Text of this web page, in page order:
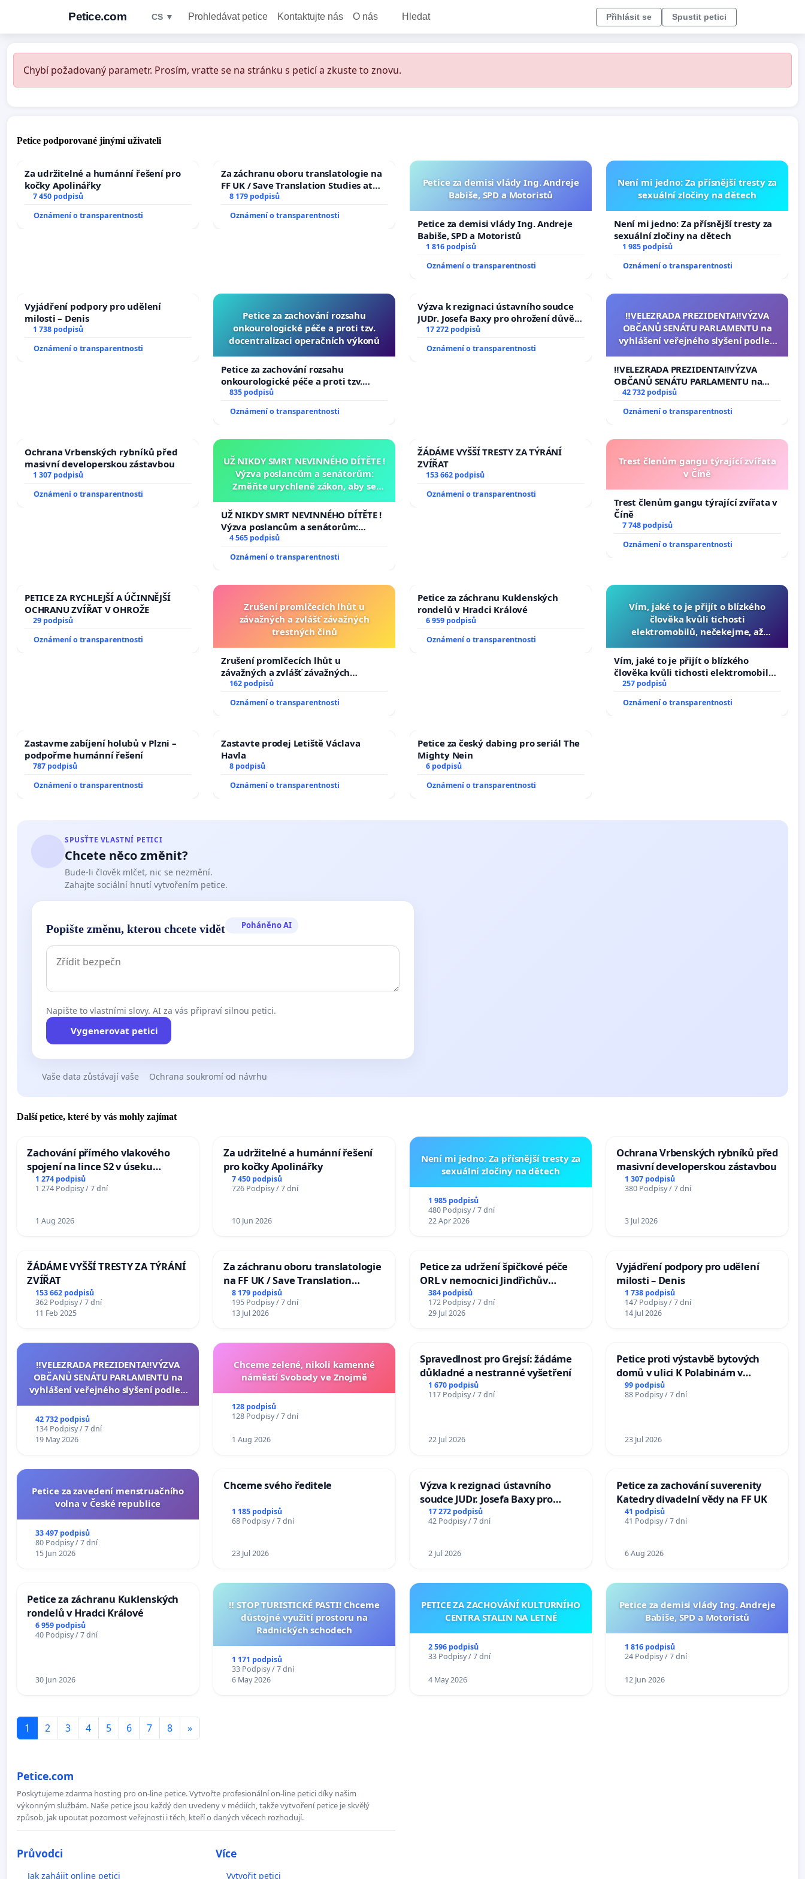
Petice.com CS ▼ Prohledávat petice Kontaktujte nás O nás Hledat Přihlásit se Spustit petici
Chybí požadovaný parametr. Prosím, vraťte se na stránku s peticí a zkuste to znovu.
Petice podporované jinými uživateli
Za udržitelné a humánní řešení pro
kočky Apolinářky
7 450 podpisů
Oznámení o transparentnosti
Za záchranu oboru translatologie na
FF UK / Save Translation Studies at
the Faculty of Arts, Charles
University
8 179 podpisů
Oznámení o transparentnosti
Petice za demisi vlády Ing. Andreje
Babiše, SPD a Motoristů
Petice za demisi vlády Ing. Andreje
Babiše, SPD a Motoristů
1 816 podpisů
Oznámení o transparentnosti
Není mi jedno: Za přísnější tresty za
sexuální zločiny na dětech
Není mi jedno: Za přísnější tresty za
sexuální zločiny na dětech
1 985 podpisů
Oznámení o transparentnosti
Vyjádření podpory pro udělení
milosti – Denis
1 738 podpisů
Oznámení o transparentnosti
Petice za zachování rozsahu
onkourologické péče a proti tzv.
docentralizaci operačních výkonů
Petice za zachování rozsahu
onkourologické péče a proti tzv.
docentralizaci operačních výkonů
835 podpisů
Oznámení o transparentnosti
Výzva k rezignaci ústavního soudce
JUDr. Josefa Baxy pro ohrožení důvěry
ve spravedlivý proces
17 272 podpisů
Oznámení o transparentnosti
‼️VELEZRADA PREZIDENTA‼️VÝZVA
OBČANŮ SENÁTU PARLAMENTU na
vyhlášení veřejného slyšení podle §
na přijetí usnesení k podání ústavní
žaloby na prezidenta republiky
‼️VELEZRADA PREZIDENTA‼️VÝZVA
OBČANŮ SENÁTU PARLAMENTU na
vyhlášení veřejného slyšení podle §
144 jednacího řádu Senátu k návrhu
na přijetí usnesení k podání ústavní
42 732 podpisů
Oznámení o transparentnosti
Ochrana Vrbenských rybníků před
masivní developerskou zástavbou
1 307 podpisů
Oznámení o transparentnosti
UŽ NIKDY SMRT NEVINNÉHO DÍTĚTE !
Výzva poslancům a senátorům:
Změňte urychleně zákon, aby se
opakovat!
UŽ NIKDY SMRT NEVINNÉHO DÍTĚTE !
Výzva poslancům a senátorům:
Změňte urychleně zákon, aby se
tragédie malé Viktorky už nemohla
opakovat!
4 565 podpisů
Oznámení o transparentnosti
ŽÁDÁME VYŠŠÍ TRESTY ZA TÝRÁNÍ
ZVÍŘAT
153 662 podpisů
Oznámení o transparentnosti
Trest členům gangu týrající zvířata
v Číně
Trest členům gangu týrající zvířata v
Číně
7 748 podpisů
Oznámení o transparentnosti
PETICE ZA RYCHLEJŠÍ A ÚČINNĚJŠÍ
OCHRANU ZVÍŘAT V OHROŽE
29 podpisů
Oznámení o transparentnosti
Zrušení promlčecích lhůt u
závažných a zvlášť závažných
trestných činů
Zrušení promlčecích lhůt u
závažných a zvlášť závažných
trestných činů
162 podpisů
Oznámení o transparentnosti
Petice za záchranu Kuklenských
rondelů v Hradci Králové
6 959 podpisů
Oznámení o transparentnosti
Vím, jaké to je přijít o blízkého
člověka kvůli tichosti
elektromobilů, nečekejme, až
auta!
Vím, jaké to je přijít o blízkého
člověka kvůli tichosti elektromobilů,
nečekejme, až přibydou další,
zaveďme slyšitelná auta!
257 podpisů
Oznámení o transparentnosti
Zastavme zabíjení holubů v Plzni –
podpořme humánní řešení
787 podpisů
Oznámení o transparentnosti
Zastavte prodej Letiště Václava
Havla
8 podpisů
Oznámení o transparentnosti
Petice za český dabing pro seriál The
Mighty Nein
6 podpisů
Oznámení o transparentnosti
SPUSŤTE VLASTNÍ PETICI
Chcete něco změnit?
Bude-li člověk mlčet, nic se nezmění.
Zahajte sociální hnutí vytvořením petice.
Popište změnu, kterou chcete vidět Poháněno AI
Napište to vlastními slovy. AI za vás připraví silnou petici.
Vygenerovat petici
Vaše data zůstávají vaše Ochrana soukromí od návrhu
Další petice, které by vás mohly zajímat
Zachování přímého vlakového
spojení na lince S2 v úseku
Ostrava – Bohumín – Karviná –
Mosty u Jablunkova
1 274 podpisů
1 274 Podpisy / 7 dní
1 Aug 2026
Za udržitelné a humánní řešení
pro kočky Apolinářky
7 450 podpisů
726 Podpisy / 7 dní
10 Jun 2026
Není mi jedno: Za přísnější tresty za
sexuální zločiny na dětech
1 985 podpisů
480 Podpisy / 7 dní
22 Apr 2026
Ochrana Vrbenských rybníků před
masivní developerskou zástavbou
1 307 podpisů
380 Podpisy / 7 dní
3 Jul 2026
ŽÁDÁME VYŠŠÍ TRESTY ZA TÝRÁNÍ
ZVÍŘAT
153 662 podpisů
362 Podpisy / 7 dní
11 Feb 2025
Za záchranu oboru translatologie
na FF UK / Save Translation
Studies at the Faculty of Arts,
Charles University
8 179 podpisů
195 Podpisy / 7 dní
13 Jul 2026
Petice za udržení špičkové péče
ORL v nemocnici Jindřichův
Hradec
384 podpisů
172 Podpisy / 7 dní
29 Jul 2026
Vyjádření podpory pro udělení
milosti – Denis
1 738 podpisů
147 Podpisy / 7 dní
14 Jul 2026
‼️VELEZRADA PREZIDENTA‼️VÝZVA
OBČANŮ SENÁTU PARLAMENTU na
vyhlášení veřejného slyšení podle §
na přijetí usnesení k podání ústavní
žaloby na prezidenta republiky
42 732 podpisů
134 Podpisy / 7 dní
19 May 2026
Chceme zelené, nikoli kamenné
náměstí Svobody ve Znojmě
128 podpisů
128 Podpisy / 7 dní
1 Aug 2026
Spravedlnost pro Grejsí: žádáme
důkladné a nestranné vyšetření
1 670 podpisů
117 Podpisy / 7 dní
22 Jul 2026
Petice proti výstavbě bytových
domů v ulici K Polabinám v
Pardubicích
99 podpisů
88 Podpisy / 7 dní
23 Jul 2026
Petice za zavedení menstruačního
volna v České republice
33 497 podpisů
80 Podpisy / 7 dní
15 Jun 2026
Chceme svého ředitele
1 185 podpisů
68 Podpisy / 7 dní
23 Jul 2026
Výzva k rezignaci ústavního
soudce JUDr. Josefa Baxy pro
ohrožení důvěry ve spravedlivý
proces
17 272 podpisů
42 Podpisy / 7 dní
2 Jul 2026
Petice za zachování suverenity
Katedry divadelní vědy na FF UK
41 podpisů
41 Podpisy / 7 dní
6 Aug 2026
Petice za záchranu Kuklenských
rondelů v Hradci Králové
6 959 podpisů
40 Podpisy / 7 dní
30 Jun 2026
‼️ STOP TURISTICKÉ PASTI! Chceme
důstojné využití prostoru na
Radnických schodech
1 171 podpisů
33 Podpisy / 7 dní
6 May 2026
PETICE ZA ZACHOVÁNÍ KULTURNÍHO
CENTRA STALIN NA LETNÉ
2 596 podpisů
33 Podpisy / 7 dní
4 May 2026
Petice za demisi vlády Ing. Andreje
Babiše, SPD a Motoristů
1 816 podpisů
24 Podpisy / 7 dní
12 Jun 2026
1 2 3 4 5 6 7 8 »
Petice.com
Poskytujeme zdarma hosting pro on-line petice. Vytvořte profesionální on-line petici díky našim
výkonným službám. Naše petice jsou každý den uvedeny v médiích, takže vytvoření petice je skvělý
způsob, jak upoutat pozornost veřejnosti i těch, kteří o daných věcech rozhodují.
Průvodci
Jak zahájit online petici
Více
Vytvořit petici